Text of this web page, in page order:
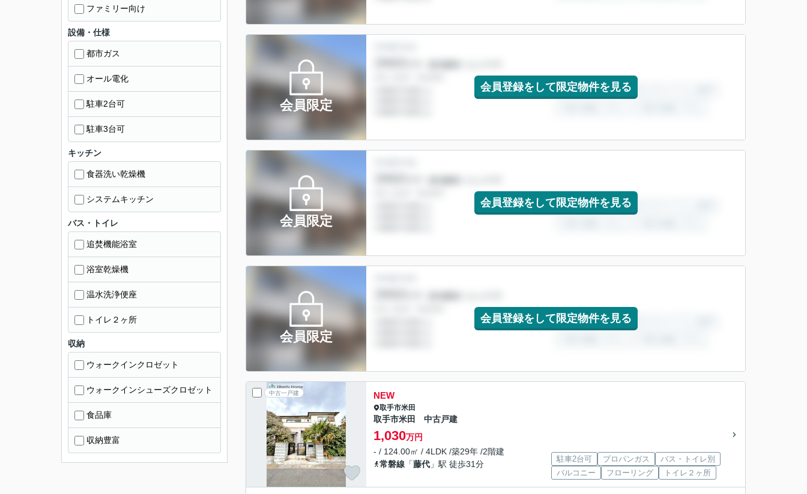
会員限定
会員登録をして限定物件を見る
会員限定
会員登録をして限定物件を見る
会員限定
会員登録をして限定物件を見る
中古一戸建 NEW
取手市米田
取手市米田 中古戸建
1,030万円
- / 124.00㎡ / 4LDK /築29年 /2階建
常磐線 「藤代 」駅 徒歩31分
駐車2台可 プロパンガス
バス・トイレ別
バルコニー
フローリング トイレ２ヶ所
ファミリー向け
設備・仕様
都市ガス
オール電化
駐車2台可
駐車3台可
キッチン
食器洗い乾燥機
システムキッチン
バス・トイレ
追焚機能浴室
浴室乾燥機
温水洗浄便座
トイレ２ヶ所
収納
ウォークインクロゼット
ウォークインシューズクロゼット
食品庫
収納豊富